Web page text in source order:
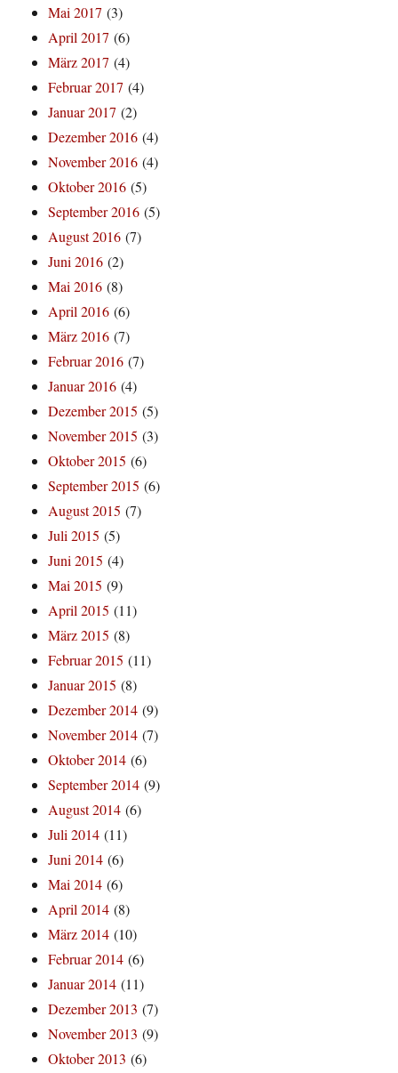
Mai 2017 (3)
April 2017 (6)
März 2017 (4)
Februar 2017 (4)
Januar 2017 (2)
Dezember 2016 (4)
November 2016 (4)
Oktober 2016 (5)
September 2016 (5)
August 2016 (7)
Juni 2016 (2)
Mai 2016 (8)
April 2016 (6)
März 2016 (7)
Februar 2016 (7)
Januar 2016 (4)
Dezember 2015 (5)
November 2015 (3)
Oktober 2015 (6)
September 2015 (6)
August 2015 (7)
Juli 2015 (5)
Juni 2015 (4)
Mai 2015 (9)
April 2015 (11)
März 2015 (8)
Februar 2015 (11)
Januar 2015 (8)
Dezember 2014 (9)
November 2014 (7)
Oktober 2014 (6)
September 2014 (9)
August 2014 (6)
Juli 2014 (11)
Juni 2014 (6)
Mai 2014 (6)
April 2014 (8)
März 2014 (10)
Februar 2014 (6)
Januar 2014 (11)
Dezember 2013 (7)
November 2013 (9)
Oktober 2013 (6)